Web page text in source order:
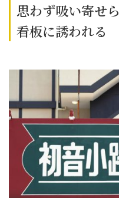
思わず吸い寄せ
看板に誘われる